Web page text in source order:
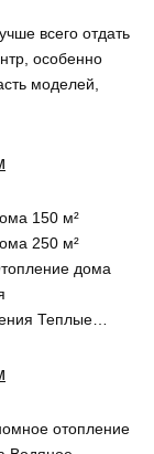
всего отдать
особенно
моделей,
150 м²
250 м²
дома
Теплые…
отопление